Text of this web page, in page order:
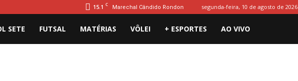
15.1 C Marechal Cândido Rondon segunda-feira, 10 de agosto de 2026
SETE FUTSAL MATÉRIAS VÔLEI + ESPORTES AO VIVO